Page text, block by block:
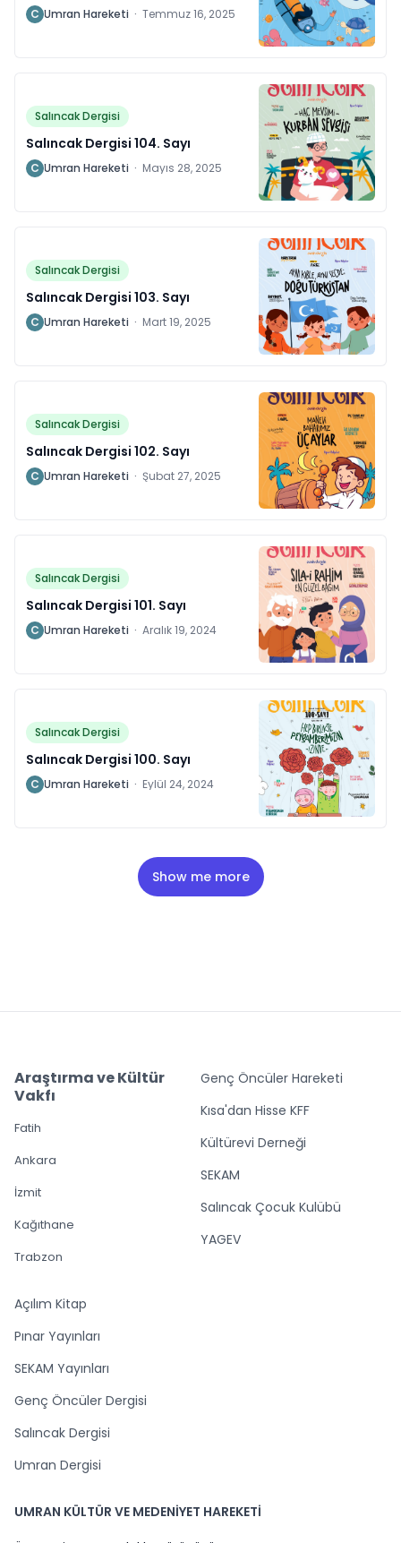
C Umran Hareketi · Temmuz 16, 2025
Salıncak Dergisi
Salıncak Dergisi 104. Sayı
C Umran Hareketi · Mayıs 28, 2025
Salıncak Dergisi
Salıncak Dergisi 103. Sayı
C Umran Hareketi · Mart 19, 2025
Salıncak Dergisi
Salıncak Dergisi 102. Sayı
C Umran Hareketi · Şubat 27, 2025
Salıncak Dergisi
Salıncak Dergisi 101. Sayı
C Umran Hareketi · Aralık 19, 2024
Salıncak Dergisi
Salıncak Dergisi 100. Sayı
C Umran Hareketi · Eylül 24, 2024
Show me more
Araştırma ve Kültür
Vakfı
Fatih
Ankara
İzmit
Kağıthane
Trabzon
Genç Öncüler Hareketi
Kısa'dan Hisse KFF
Kültürevi Derneği
SEKAM
Salıncak Çocuk Kulübü
YAGEV
Açılım Kitap
Pınar Yayınları
SEKAM Yayınları
Genç Öncüler Dergisi
Salıncak Dergisi
Umran Dergisi
UMRAN KÜLTÜR VE MEDENİYET HAREKETİ